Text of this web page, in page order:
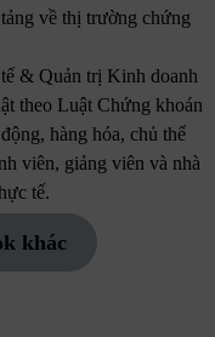
về thị trường chứng
& Quản trị Kinh doanh
theo Luật Chứng khoán
hàng hóa, chủ thể
viên, giảng viên và nhà
tế.
khác